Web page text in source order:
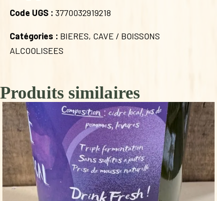
Code UGS : 3770032919218
Catégories : BIERES, CAVE / BOISSONS
ALCOOLISEES
Produits similaires